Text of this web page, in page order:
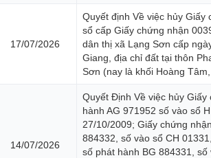
17/07/2026
Quyết định Về việc hủy
sổ cấp Giấy chứng nhận
dân thị xã Lạng Sơn cấp
Giang, địa chỉ đất tại thôn
Sơn (nay là khối Hoàng
14/07/2026
Quyết Định Về việc hủy
hành AG 971952 số vào sổ
27/10/2009; Giấy chứng
884332, số vào sổ CH
số phát hành BG 884331,